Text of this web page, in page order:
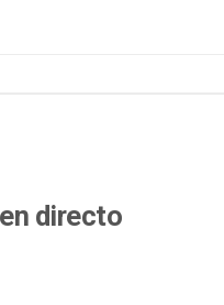
directo